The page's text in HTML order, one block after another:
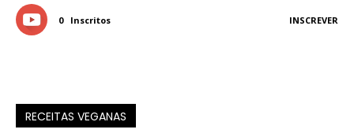
0 Inscritos INSCREVER
RECEITAS VEGANAS